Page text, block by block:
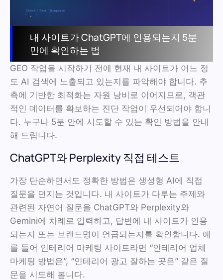
내 사이트가 ChatGPT에 인용되는지 5분
만에 확인하는 법
GEO 작업을 시작하기 전에 현재 내 사이트가 어느 정
도 AI 검색에 노출되고 있는지를 파악해야 합니다. 추
측에 기반한 최적화는 자원 낭비로 이어지므로, 객관
적인 데이터를 확보하는 진단 작업이 우선되어야 합니
다. 누구나 5분 안에 시도할 수 있는 확인 방법을 안내
해 드립니다.
ChatGPT와 Perplexity 직접 테스트
가장 단순하면서도 정확한 방법은 생성형 AI에 직접
질문을 던지는 것입니다. 내 사이트가 다루는 주제와
관련된 자연어 질문을 ChatGPT와 Perplexity와
Gemini에 차례로 입력하고, 답변에 내 사이트가 인용
되는지 또는 브랜드명이 언급되는지를 확인합니다. 예
를 들어 인테리어 마케팅 사이트라면 “인테리어 업체
마케팅 방법은”, “인테리어 광고 잘하는 곳은” 같은 질
문을 시도해 봅니다.